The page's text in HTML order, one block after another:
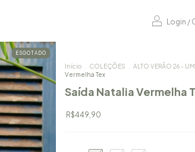
Login /
ESGOTADO
Início COLEÇÕES ALTO VERÃO 26 -
Vermelha Tex
Saída Natalia Vermelha
R$449,90